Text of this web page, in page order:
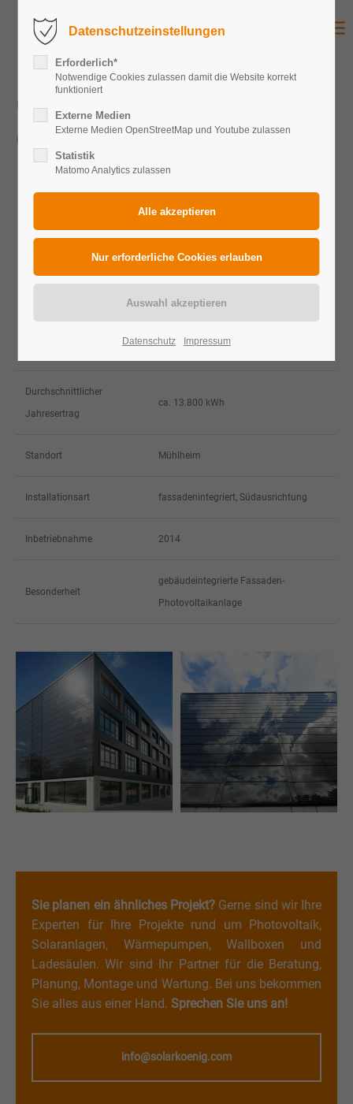
Gymnasium Mülheim
Öffentliches Objekt
24 kWp
Peakleistung
150 Wp
160
Durchschnittlicher
Jahresertrag
ca. 13.800 kWh
Standort Mühlheim
Installationsart fassadenintegriert, Südausrichtung
Inbetriebnahme 2014
Besonderheit
gebäudeintegrierte Fassaden-
Photovoltaikanlage
Sie planen ein ähnliches Projekt? Gerne sind wir Ihre
Experten für Ihre Projekte rund um Photovoltaik,
Solaranlagen, Wärmepumpen, Wallboxen und
Ladesäulen. Wir sind Ihr Partner für die Beratung,
Planung, Montage und Wartung. Bei uns bekommen
Sie alles aus einer Hand. Sprechen Sie uns an!
info@solarkoenig.com
Datenschutzeinstellungen
Erforderlich*
Notwendige Cookies zulassen damit die Website korrekt
funktioniert
Externe Medien
Externe Medien OpenStreetMap und Youtube zulassen
Statistik
Matomo Analytics zulassen
Datenschutz Impressum